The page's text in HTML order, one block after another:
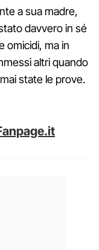
a sua madre,
davvero in sé
omicidi, ma in
altri quando
state le prove.